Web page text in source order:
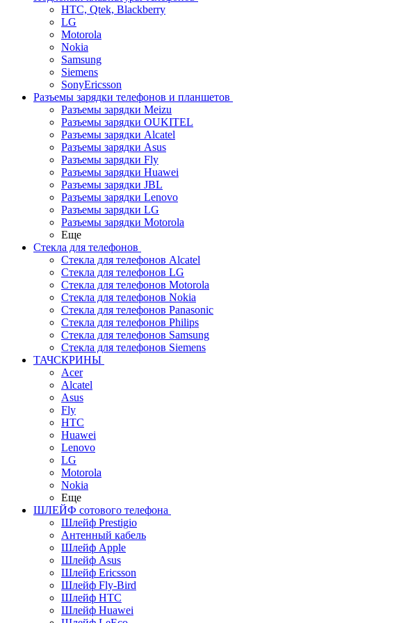
HTC, Qtek, Blackberry
LG
Motorola
Nokia
Samsung
Siemens
SonyEricsson
Разъемы зарядки телефонов и планшетов
Разъемы зарядки Meizu
Разъемы зарядки OUKITEL
Разъемы зарядки Alcatel
Разъемы зарядки Asus
Разъемы зарядки Fly
Разъемы зарядки Huawei
Разъемы зарядки JBL
Разъемы зарядки Lenovo
Разъемы зарядки LG
Разъемы зарядки Motorola
Еще
Стекла для телефонов
Стекла для телефонов Alcatel
Стекла для телефонов LG
Стекла для телефонов Motorola
Стекла для телефонов Nokia
Стекла для телефонов Panasonic
Стекла для телефонов Philips
Стекла для телефонов Samsung
Стекла для телефонов Siemens
ТАЧСКРИНЫ
Acer
Alcatel
Asus
Fly
HTC
Huawei
Lenovo
LG
Motorola
Nokia
Еще
ШЛЕЙФ сотового телефона
Шлейф Prestigio
Антенный кабель
Шлейф Apple
Шлейф Asus
Шлейф Ericsson
Шлейф Fly-Bird
Шлейф HTC
Шлейф Huawei